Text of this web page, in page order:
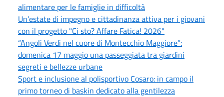
alimentare per le famiglie in difficoltà
Un’estate di impegno e cittadinanza attiva per i giovani
con il progetto "Ci sto? Affare Fatica! 2026"
“Angoli Verdi nel cuore di Montecchio Maggiore”:
domenica 17 maggio una passeggiata tra giardini
segreti e bellezze urbane
Sport e inclusione al polisportivo Cosaro: in campo il
primo torneo di baskin dedicato alla gentilezza